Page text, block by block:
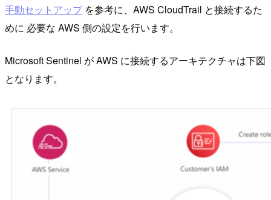
手動セットアップを参考に、AWS CloudTrail と接続するた
めに 必要な AWS 側の設定を行います。
Microsoft Sentinel が AWS に接続するアーキテクチャは下図
となります。